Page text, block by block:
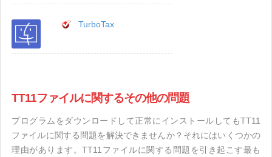
TurboTax
TT11ファイルに関するその他の問題
プログラムをダウンロードして正常にインストールしてもTT11
ファイルに関する問題を解決できませんか？それにはいくつかの
理由があります。TT11ファイルに関する問題を引き起こす最も